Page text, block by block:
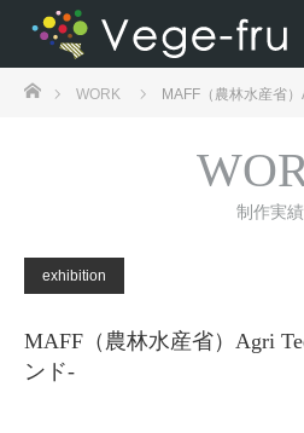
ホームWORK MAFF（農林水産省
制作実績
exhibition
MAFF（農林水産省）Agri
ンド-